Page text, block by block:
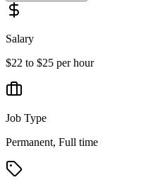
Salary
$22 to $25 per hour
Job Type
Permanent, Full time